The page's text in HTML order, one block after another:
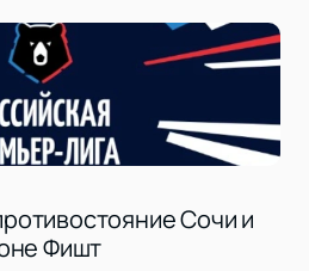
Сочи и
Фишт